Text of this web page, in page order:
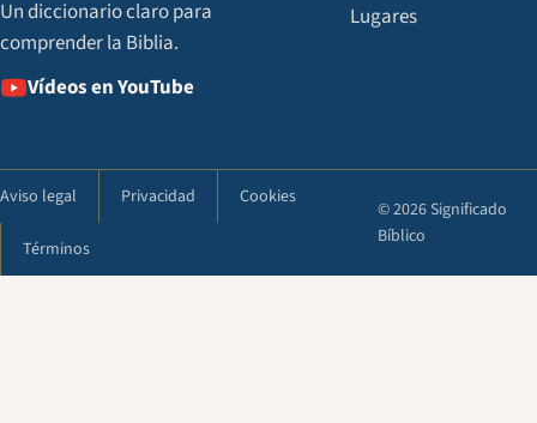
Un diccionario claro para
comprender la Biblia.
Vídeos en YouTube
Lugares
Aviso legal Privacidad Cookies
Términos
© 2026 Significado
Bíblico